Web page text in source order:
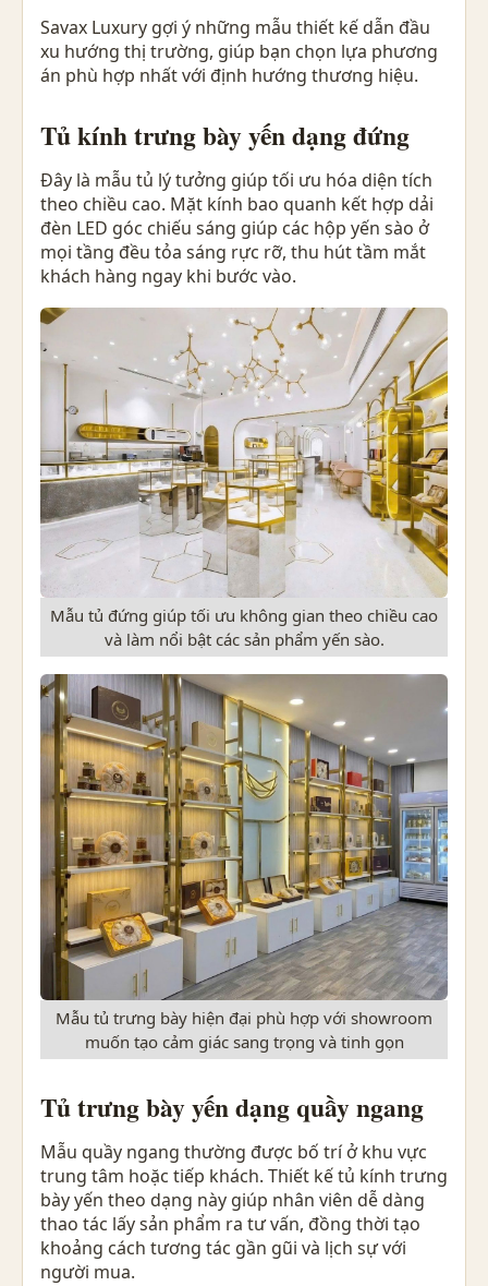
Savax Luxury gợi ý những mẫu thiết kế dẫn đầu
xu hướng thị trường, giúp bạn chọn lựa phương
án phù hợp nhất với định hướng thương hiệu.
Tủ kính trưng bày yến dạng đứng
Đây là mẫu tủ lý tưởng giúp tối ưu hóa diện tích
theo chiều cao. Mặt kính bao quanh kết hợp dải
đèn LED góc chiếu sáng giúp các hộp yến sào ở
mọi tầng đều tỏa sáng rực rỡ, thu hút tầm mắt
khách hàng ngay khi bước vào.
Mẫu tủ đứng giúp tối ưu không gian theo chiều cao
và làm nổi bật các sản phẩm yến sào.
Mẫu tủ trưng bày hiện đại phù hợp với showroom
muốn tạo cảm giác sang trọng và tinh gọn
Tủ trưng bày yến dạng quầy ngang
Mẫu quầy ngang thường được bố trí ở khu vực
trung tâm hoặc tiếp khách. Thiết kế tủ kính trưng
bày yến theo dạng này giúp nhân viên dễ dàng
thao tác lấy sản phẩm ra tư vấn, đồng thời tạo
khoảng cách tương tác gần gũi và lịch sự với
người mua.